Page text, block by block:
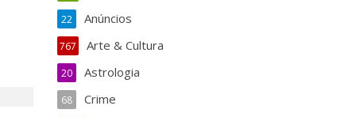
Anúncios
22
Arte & Cultura
767
Astrologia
20
Crime
68